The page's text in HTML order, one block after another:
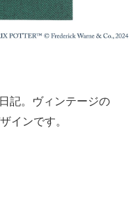
記。ヴィンテージの
インです。